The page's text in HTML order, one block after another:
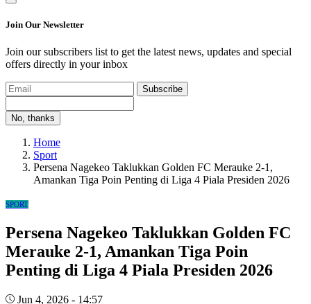
Join Our Newsletter
Join our subscribers list to get the latest news, updates and special
offers directly in your inbox
Subscribe
No, thanks
Home
Sport
Persena Nagekeo Taklukkan Golden FC Merauke 2-1,
Amankan Tiga Poin Penting di Liga 4 Piala Presiden 2026
SPORT
Persena Nagekeo Taklukkan Golden FC
Merauke 2-1, Amankan Tiga Poin
Penting di Liga 4 Piala Presiden 2026
Jun 4, 2026 - 14:57